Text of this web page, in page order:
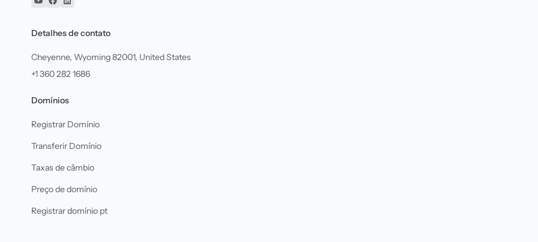
YouTube
Facebook
Linkedin
Detalhes de contato
Cheyenne, Wyoming 82001, United States
+1 360 282 1686
Domínios
Registrar Domínio
Transferir Domínio
Taxas de câmbio
Preço de domínio
Registrar domínio pt